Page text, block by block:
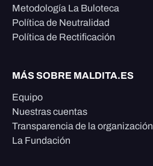
Metodología La Buloteca
Política de Neutralidad
Política de Rectificación
MÁS SOBRE MALDITA.ES
Equipo
Nuestras cuentas
Transparencia de la organización
La Fundación